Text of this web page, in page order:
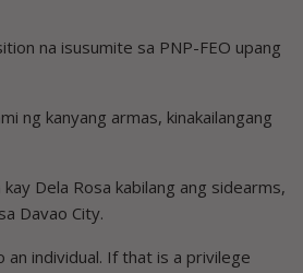
na isusumite sa PNP-FEO upang
ng kanyang armas, kinakailangang
Dela Rosa kabilang ang sidearms,
Davao City.
individual. If that is a privilege